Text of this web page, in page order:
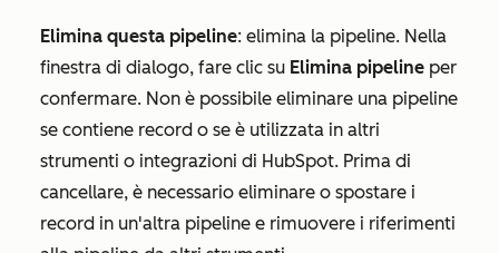
Elimina questa pipeline: elimina la pipeline. Nella
finestra di dialogo, fare clic su Elimina pipeline per
confermare. Non è possibile eliminare una pipeline
se contiene record o se è utilizzata in altri
strumenti o integrazioni di HubSpot. Prima di
cancellare, è necessario eliminare o spostare i
record in un'altra pipeline e rimuovere i riferimenti